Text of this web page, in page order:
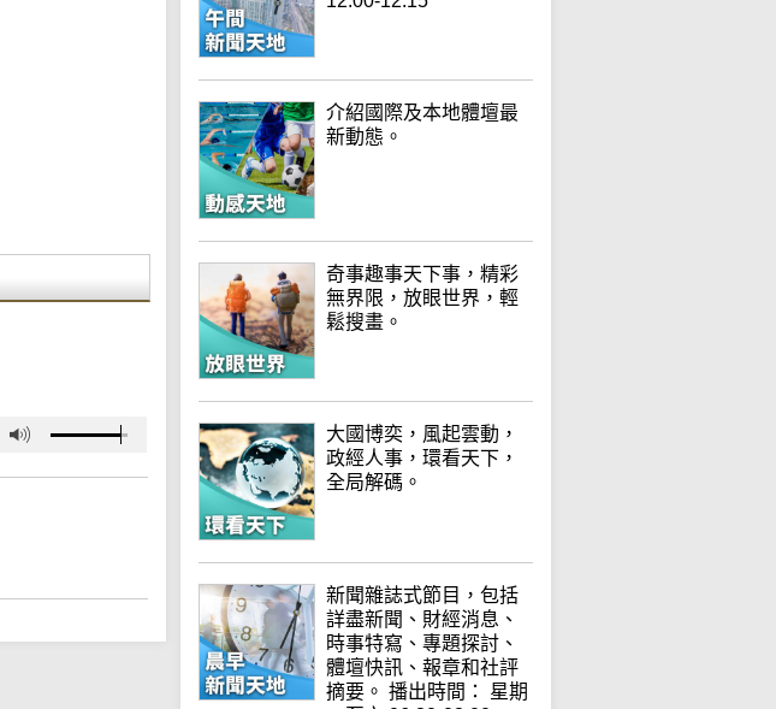
介紹國際及本地體壇最
新動態。
奇事趣事天下事，精彩
無界限，放眼世界，輕
鬆搜畫。
大國博奕，風起雲動，
政經人事，環看天下，
全局解碼。
新聞雜誌式節目，包括
詳盡新聞、財經消息、
時事特寫、專題探討、
體壇快訊、報章和社評
摘要。 播出時間： 星期